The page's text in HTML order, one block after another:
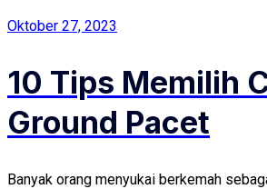
Oktober 27, 2023
10 Tips Memilih
Ground Pacet
Banyak orang menyukai berkemah